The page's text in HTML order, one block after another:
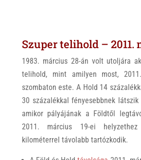
Szuper telihold – 2011.
1983. március 28-án volt utoljára
telihold, mint amilyen most,
szombaton este. A Hold 14
30 százalékkal fényesebbnek
amikor pályájának a Földtől
2011. március 19-ei
kilométerrel távolabb tartózkodik.